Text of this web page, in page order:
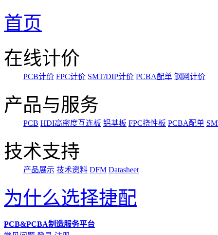
首页
在线计价
PCB计价 FPC计价 SMT/DIP计价 PCBA配单 钢网计价
产品与服务
PCB HDI高密度互连板 铝基板 FPC挠性板 PCBA配单
技术支持
产品展示 技术资料 DFM Datasheet
为什么选择捷配
PCB&PCBA制造服务平台